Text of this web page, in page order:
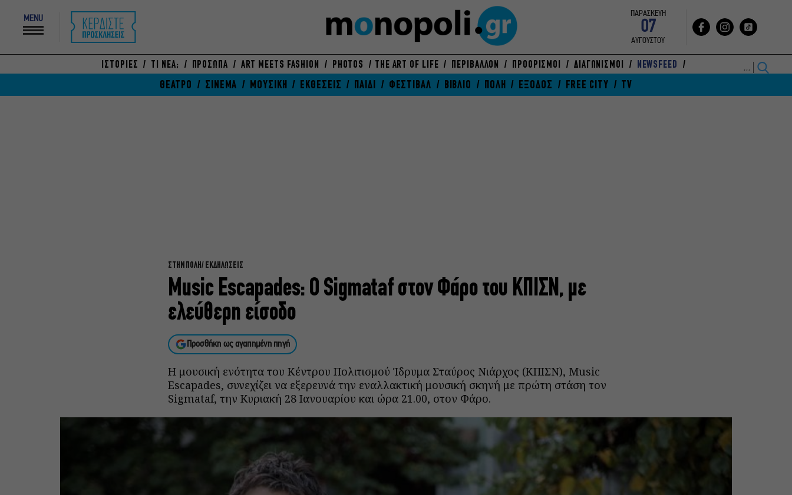
MENU
ΠΑΡΑΣΚΕΥΗ
07
ΑΥΓΟΥΣΤΟΥ
ΙΣΤΟΡΙΕΣ ΤΙ ΝΕΑ; ΠΡΟΣΩΠΑ ART MEETS FASHION PHOTOS THE ART OF LIFE ΠΕΡΙΒΑΛΛΟΝ ΠΡΟΟΡΙΣΜΟΙ ΔΙΑΓΩΝΙΣΜΟΙ NEWSFEED
ΘΕΑΤΡΟ ΣΙΝΕΜΑ ΜΟΥΣΙΚΗ ΕΚΘΕΣΕΙΣ ΠΑΙΔΙ ΦΕΣΤΙΒΑΛ ΒΙΒΛΙΟ ΠΟΛΗ ΕΞΟΔΟΣ FREE CITY TV
ΣΤΗΝ ΠΟΛΗ ΕΚΔΗΛΩΣΕΙΣ
Music Escapades: Ο Sigmataf στον Φάρο του ΚΠΙΣΝ, με
ελεύθερη είσοδο
Προσθήκη ως αγαπημένη πηγή
Η μουσική ενότητα του Κέντρου Πολιτισμού Ίδρυμα Σταύρος Νιάρχος (ΚΠΙΣΝ), Music
Escapades, συνεχίζει να εξερευνά την εναλλακτική μουσική σκηνή με πρώτη στάση τον
Sigmataf, την Κυριακή 28 Ιανουαρίου και ώρα 21.00, στον Φάρο.